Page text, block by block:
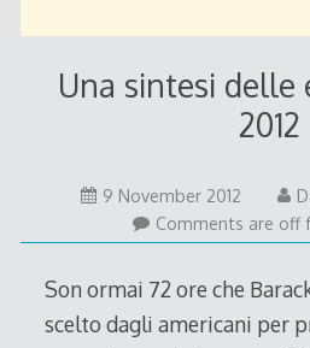
Una sintesi delle
2012
9 November 2012
Comments are off
Son ormai 72 ore che
scelto dagli americani per